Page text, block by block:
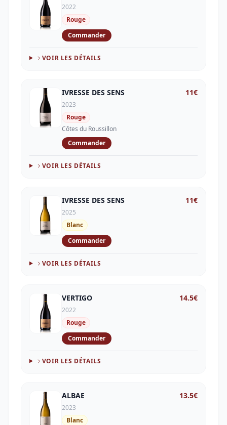
2022
Rouge
Commander
VOIR LES DÉTAILS
IVRESSE DES SENS
2023
11€
Rouge
Côtes du Roussillon
Commander
VOIR LES DÉTAILS
IVRESSE DES SENS
2025
11€
Blanc
Commander
VOIR LES DÉTAILS
VERTIGO
2022
14.5€
Rouge
Commander
VOIR LES DÉTAILS
ALBAE
2023
13.5€
Blanc